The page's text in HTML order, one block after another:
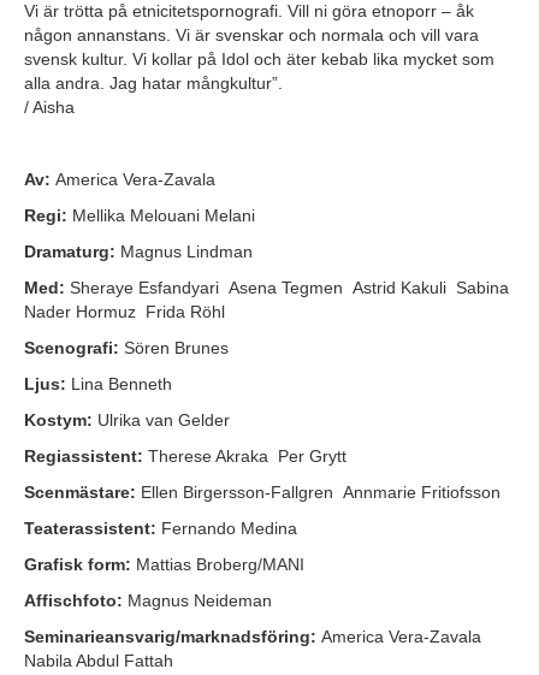
Vi är trötta på etnicitetspornografi. Vill ni göra etnoporr – åk
någon annanstans. Vi är svenskar och normala och vill vara
svensk kultur. Vi kollar på Idol och äter kebab lika mycket som
alla andra. Jag hatar mångkultur”.
/ Aisha
Av: America Vera-Zavala
Regi: Mellika Melouani Melani
Dramaturg: Magnus Lindman
Med: Sheraye Esfandyari Asena Tegmen Astrid Kakuli Sabina
Nader Hormuz Frida Röhl
Scenografi: Sören Brunes
Ljus: Lina Benneth
Kostym: Ulrika van Gelder
Regiassistent: Therese Akraka Per Grytt
Scenmästare: Ellen Birgersson-Fallgren Annmarie Fritiofsson
Teaterassistent: Fernando Medina
Grafisk form: Mattias Broberg/MANI
Affischfoto: Magnus Neideman
Seminarieansvarig/marknadsföring: America Vera-Zavala
Nabila Abdul Fattah